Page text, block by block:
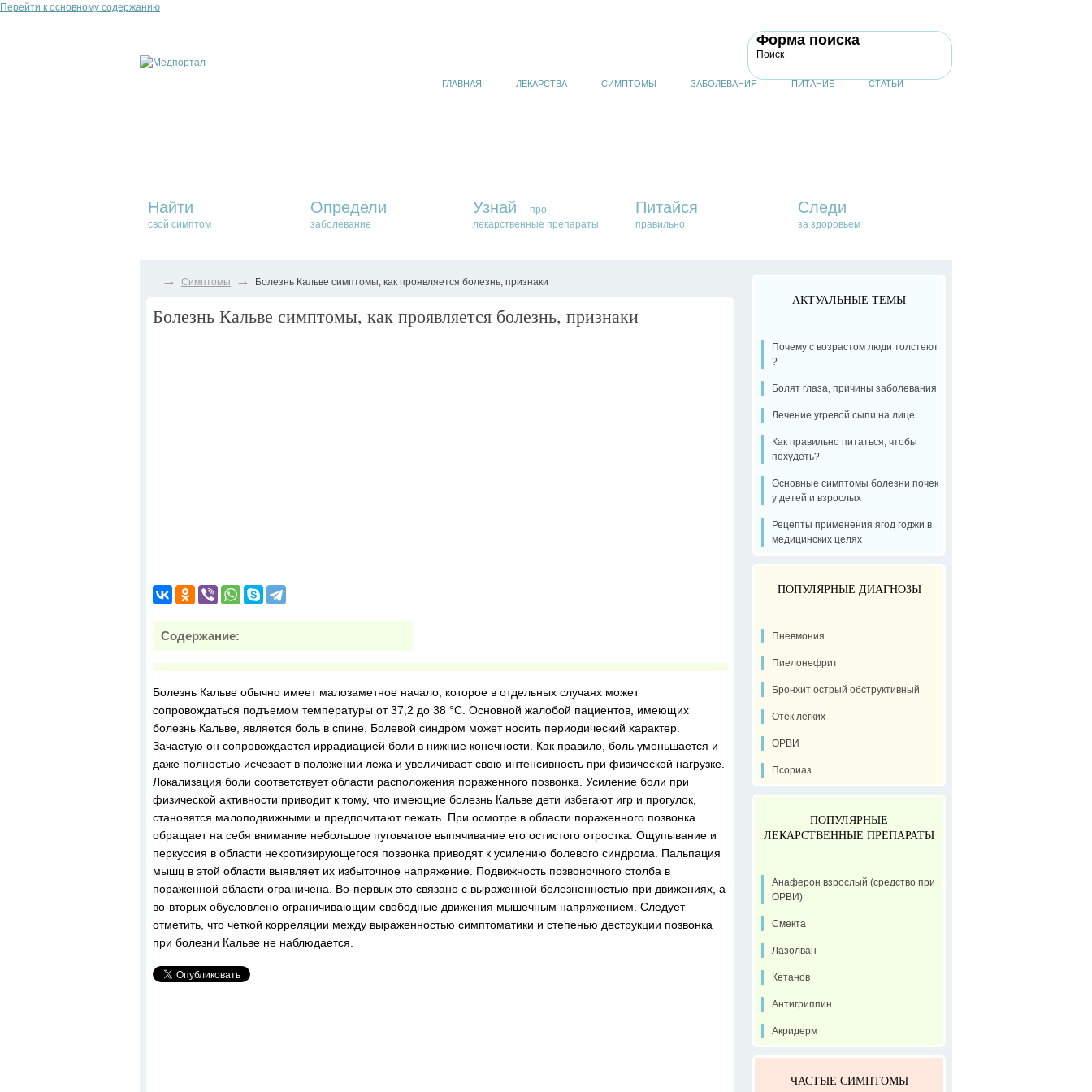
Перейти к основному содержанию
Форма поиска
Поиск
ГЛАВНАЯ ЛЕКАРСТВА СИМПТОМЫ ЗАБОЛЕВАНИЯ ПИТАНИЕ СТАТЬИ
Найти
свой симптом
Определи
заболевание
Узнай
про
лекарственные препараты
Питайся
правильно
Следи
за здоровьем
→ Симптомы → Болезнь Кальве симптомы, как проявляется болезнь, признаки
Болезнь Кальве симптомы, как проявляется болезнь, признаки
Содержание:
Болезнь Кальве обычно имеет малозаметное начало, которое в отдельных случаях может
сопровождаться подъемом температуры от 37,2 до 38 °С. Основной жалобой пациентов, имеющих
болезнь Кальве, является боль в спине. Болевой синдром может носить периодический характер.
Зачастую он сопровождается иррадиацией боли в нижние конечности. Как правило, боль уменьшается и
даже полностью исчезает в положении лежа и увеличивает свою интенсивность при физической нагрузке.
Локализация боли соответствует области расположения пораженного позвонка. Усиление боли при
физической активности приводит к тому, что имеющие болезнь Кальве дети избегают игр и прогулок,
становятся малоподвижными и предпочитают лежать. При осмотре в области пораженного позвонка
обращает на себя внимание небольшое пуговчатое выпячивание его остистого отростка. Ощупывание и
перкуссия в области некротизирующегося позвонка приводят к усилению болевого синдрома. Пальпация
мышц в этой области выявляет их избыточное напряжение. Подвижность позвоночного столба в
пораженной области ограничена. Во-первых это связано с выраженной болезненностью при движениях, а
во-вторых обусловлено ограничивающим свободные движения мышечным напряжением. Следует
отметить, что четкой корреляции между выраженностью симптоматики и степенью деструкции позвонка
при болезни Кальве не наблюдается.
АКТУАЛЬНЫЕ ТЕМЫ
Почему с возрастом люди толстеют
?
Болят глаза, причины заболевания
Лечение угревой сыпи на лице
Как правильно питаться, чтобы
похудеть?
Основные симптомы болезни почек
у детей и взрослых
Рецепты применения ягод годжи в
медицинских целях
ПОПУЛЯРНЫЕ ДИАГНОЗЫ
Пневмония
Пиелонефрит
Бронхит острый обструктивный
Отек легких
ОРВИ
Псориаз
ПОПУЛЯРНЫЕ
ЛЕКАРСТВЕННЫЕ ПРЕПАРАТЫ
Анаферон взрослый (средство при
ОРВИ)
Смекта
Лазолван
Кетанов
Антигриппин
Акридерм
ЧАСТЫЕ СИМПТОМЫ